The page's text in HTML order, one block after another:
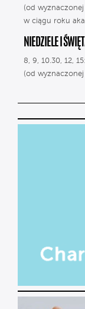
(od
w ciągu roku
NIEDZIELE I
8, 9, 10.30, 12,
(od